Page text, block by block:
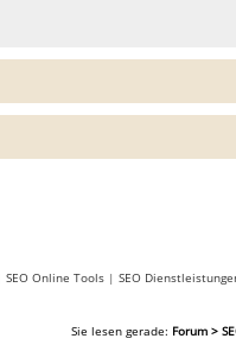
SEO Online Tools| SEO
Sie lesen gerade: Forum >